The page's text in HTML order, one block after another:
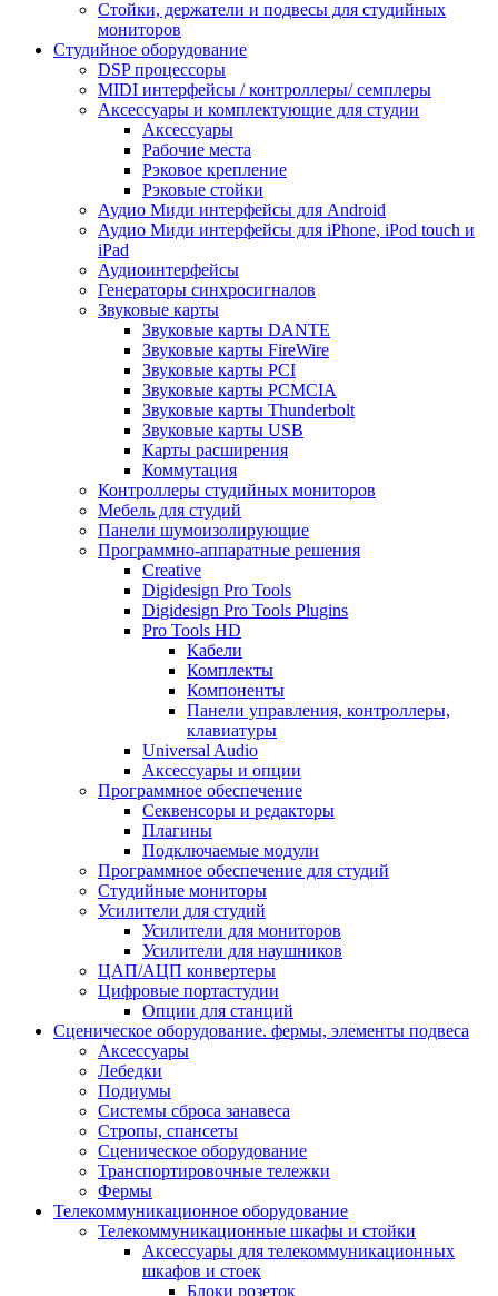
Стойки, держатели и подвесы для студийных
мониторов
Студийное оборудование
DSP процессоры
MIDI интерфейсы / контроллеры/ семплеры
Аксессуары и комплектующие для студии
Аксессуары
Рабочие места
Рэковое крепление
Рэковые стойки
Аудио Миди интерфейсы для Android
Аудио Миди интерфейсы для iPhone, iPod touch и
iPad
Аудиоинтерфейсы
Генераторы синхросигналов
Звуковые карты
Звуковые карты DANTE
Звуковые карты FireWire
Звуковые карты PCI
Звуковые карты PCMCIA
Звуковые карты Thunderbolt
Звуковые карты USB
Карты расширения
Коммутация
Контроллеры студийных мониторов
Мебель для студий
Панели шумоизолирующие
Программно-аппаратные решения
Creative
Digidesign Pro Tools
Digidesign Pro Tools Plugins
Pro Tools HD
Кабели
Комплекты
Компоненты
Панели управления, контроллеры,
клавиатуры
Universal Audio
Аксессуары и опции
Программное обеспечение
Cеквенсоры и редакторы
Плагины
Подключаемые модули
Программное обеспечение для студий
Студийные мониторы
Усилители для студий
Усилители для мониторов
Усилители для наушников
ЦАП/АЦП конвертеры
Цифровые портастудии
Опции для станций
Сценическое оборудование. фермы, элементы подвеса
Аксессуары
Лебедки
Подиумы
Системы сброса занавеса
Стропы, спансеты
Сценическое оборудование
Транспортировочные тележки
Фермы
Телекоммуникационное оборудование
Телекоммуникационные шкафы и стойки
Аксессуары для телекоммуникационных
шкафов и стоек
Блоки розеток